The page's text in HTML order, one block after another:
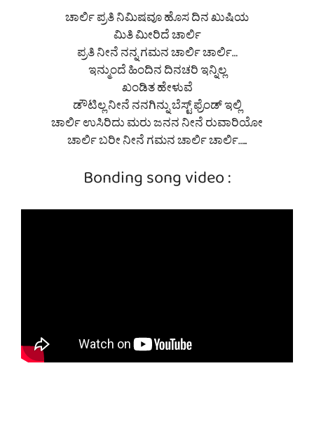
ಚಾರ್ಲಿ ಪ್ರತಿ ನಿಮಿಷವೂ ಹೊಸ ದಿನ ಖುಷಿಯ
ಮಿತಿ ಮೀರಿದೆ ಚಾರ್ಲಿ
ಪ್ರತಿ ನೀನೆ ನನ್ನ ಗಮನ ಚಾರ್ಲಿ ಚಾರ್ಲಿ…
ಇನ್ಮುಂದೆ ಹಿಂದಿನ ದಿನಚರಿ ಇನ್ನಿಲ್ಲ
ಖಂಡಿತ ಹೇಳುವೆ
ಡೌಟಿಲ್ಲ ನೀನೆ ನನಗಿನ್ನು ಬೆಸ್ಟ್ ಫ್ರೆಂಡ್ ಇಲ್ಲಿ
ಚಾರ್ಲಿ ಉಸಿರಿದು ಮರು ಜನನ ನೀನೆ ರುವಾರಿಯೋ
ಚಾರ್ಲಿ ಬರೀ ನೀನೆ ಗಮನ ಚಾರ್ಲಿ ಚಾರ್ಲಿ…..
Bonding song video :